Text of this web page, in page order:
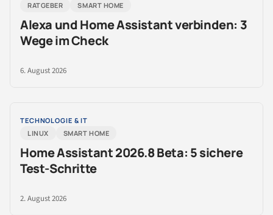
RATGEBER
SMART HOME
Alexa und Home Assistant verbinden: 3
Wege im Check
6. August 2026
TECHNOLOGIE & IT
LINUX
SMART HOME
Home Assistant 2026.8 Beta: 5 sichere
Test-Schritte
2. August 2026